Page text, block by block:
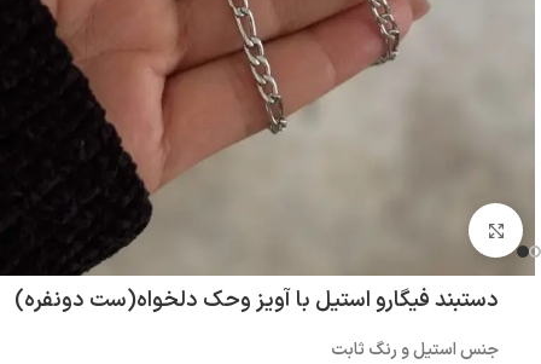
بزرگنمایی تصویر
دستبند فیگارو استیل با آویز و‌حک دلخواه(ست دونفره)
جنس استیل و رنگ ثابت